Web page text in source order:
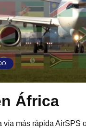
África
vía más rápida AirSPS